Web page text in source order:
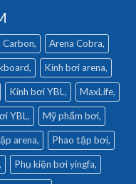
Carbon Arena Cobra
Kính bơi arena
Kính bơi YBL MaxLife
YBL Mỹ phẩm bơi
arena Phao tập bơi
Phụ kiện bơi yingfa